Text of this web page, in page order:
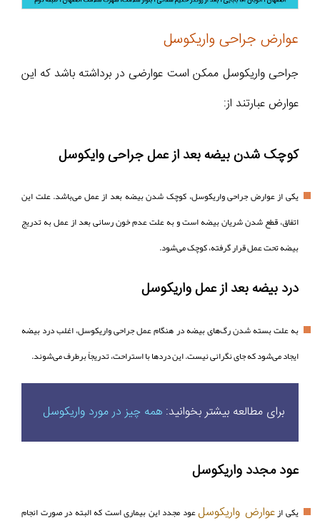
عوارض جراحی واریکوسل
جراحی واریکوسل ممکن است عوارضی در برداشته باشد که این
عوارض عبارتند از:
کوچک شدن بیضه بعد از عمل جراحی وایکوسل
یکی از عوارض جراحی واریکوسل، کوچک شدن بیضه بعد از عمل می‌باشد. علت این
اتفاق، قطع شدن شریان بیضه است و به علت عدم خون رسانی بعد از عمل به تدریج
بیضه تحت عمل قرار گرفته، کوچک می‌شود.
درد بیضه بعد از عمل واریکوسل
به علت بسته شدن رگ‌های بیضه در هنگام عمل جراحی واریکوسل، اغلب درد بیضه
ایجاد می‌شود که جای نگرانی نیست. این دردها با استراحت، تدریجاً برطرف می‌شوند.
برای مطالعه بیشتر بخوانید: همه چیز در مورد واریکوسل
عود مجدد واریکوسل
یکی ازعوارض واریکوسلعود مجدد این بیماری است که البته در صورت انجام